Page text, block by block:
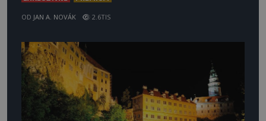
OD JAN A. NOVÁK 2.6TIS